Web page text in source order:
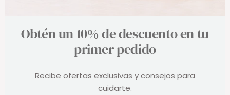
Obtén un 10% de descuento en tu
primer pedido
Recibe ofertas exclusivas y consejos para
cuidarte.